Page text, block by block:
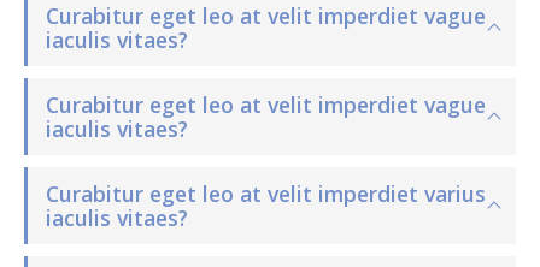
Curabitur eget leo at velit imperdiet vague
iaculis vitaes?
Curabitur eget leo at velit imperdiet vague
iaculis vitaes?
Curabitur eget leo at velit imperdiet varius
iaculis vitaes?